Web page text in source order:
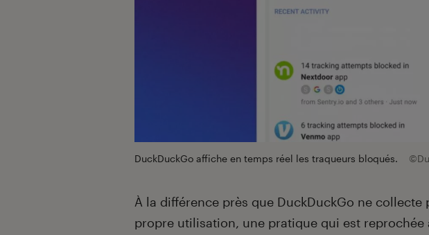
DuckDuckGo affiche en temps réel les traqueurs bloqués.
À la différence près que DuckDuckGo ne collecte
propre utilisation, une pratique qui est reprochée